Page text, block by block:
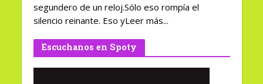
segundero de un reloj.Sólo eso rompía el
silencio reinante. Eso yLeer más...
Escuchanos en Spoty